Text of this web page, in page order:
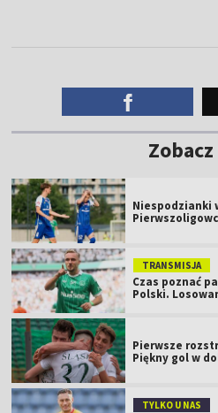
Niespodzianki
TRANSMISJA
Czas poznać
Polski.
Pierwsze
Piękny gol w
TYLKO U NAS